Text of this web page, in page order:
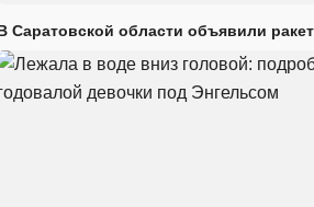
Саратовской области объявили